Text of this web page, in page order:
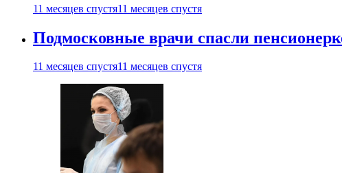
11 месяцев спустя11 месяцев спустя
Подмосковные врачи спасли
11 месяцев спустя11 месяцев спустя